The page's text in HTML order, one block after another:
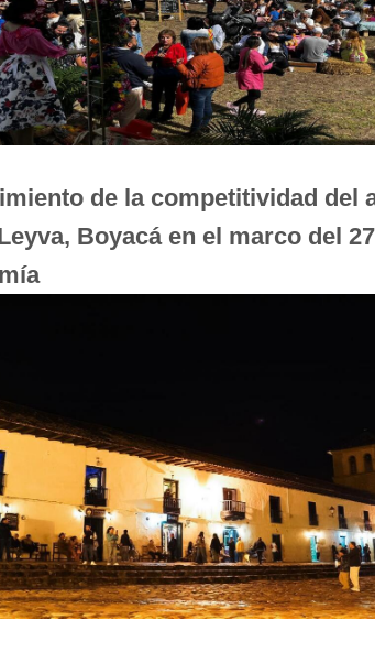
de la competitividad del
Boyacá en el marco del